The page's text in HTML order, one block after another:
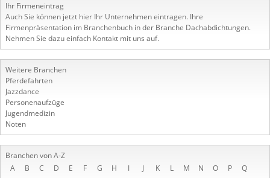
Ihr Firmeneintrag
Auch Sie können jetzt hier Ihr Unternehmen eintragen. Ihre
Firmenpräsentation im Branchenbuch in der Branche Dachabdichtungen.
Nehmen Sie dazu einfach Kontakt mit uns auf.
Weitere Branchen
Pferdefahrten
Jazzdance
Personenaufzüge
Jugendmedizin
Noten
Branchen von A-Z
A
B C D E F G H I J K L M N O P
Q